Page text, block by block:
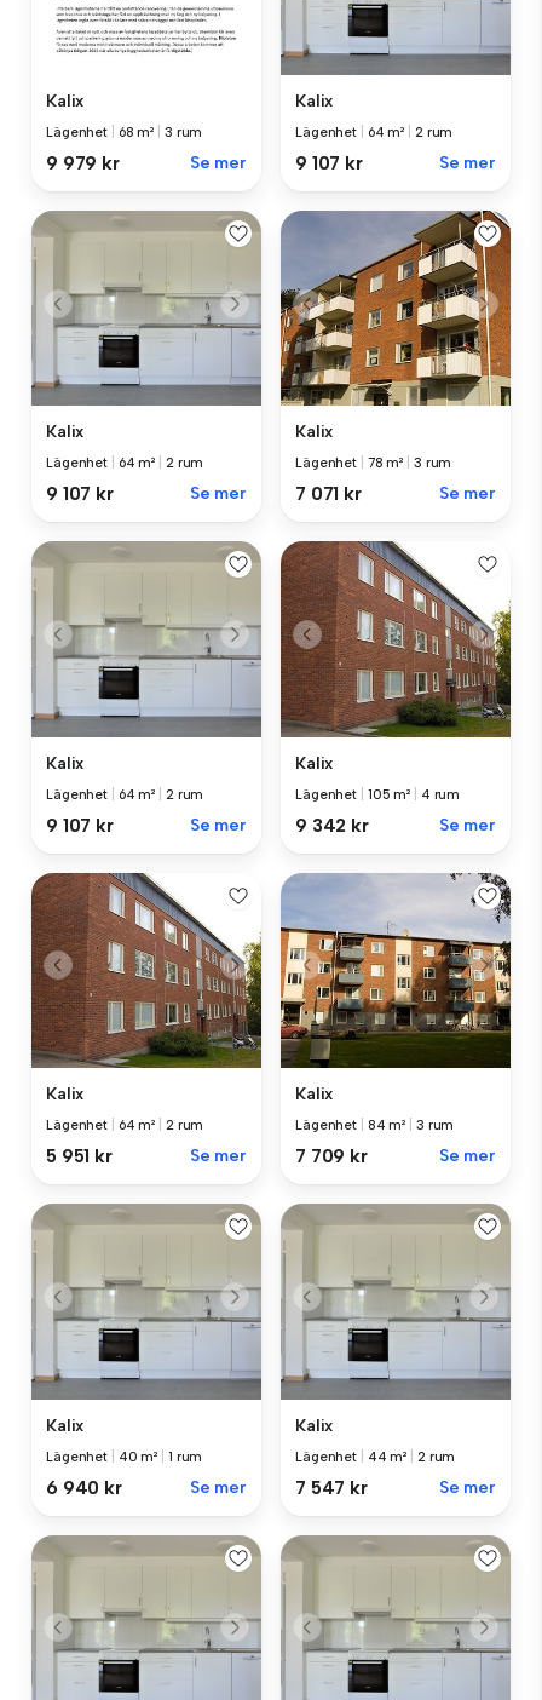
Kalix
Lägenhet 68 m² 3 rum
9 979 kr Se mer
Kalix
Lägenhet 64 m² 2 rum
9 107 kr Se mer
Kalix
Lägenhet 64 m² 2 rum
9 107 kr Se mer
Kalix
Lägenhet 78 m² 3 rum
7 071 kr Se mer
Kalix
Lägenhet 64 m² 2 rum
9 107 kr Se mer
Kalix
Lägenhet 105 m² 4 rum
9 342 kr Se mer
Kalix
Lägenhet 64 m² 2 rum
5 951 kr Se mer
Kalix
Lägenhet 84 m² 3 rum
7 709 kr Se mer
Kalix
Lägenhet 40 m² 1 rum
6 940 kr Se mer
Kalix
Lägenhet 44 m² 2 rum
7 547 kr Se mer